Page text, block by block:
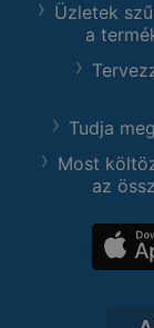
Üzletek
a
Tudja
Most
az